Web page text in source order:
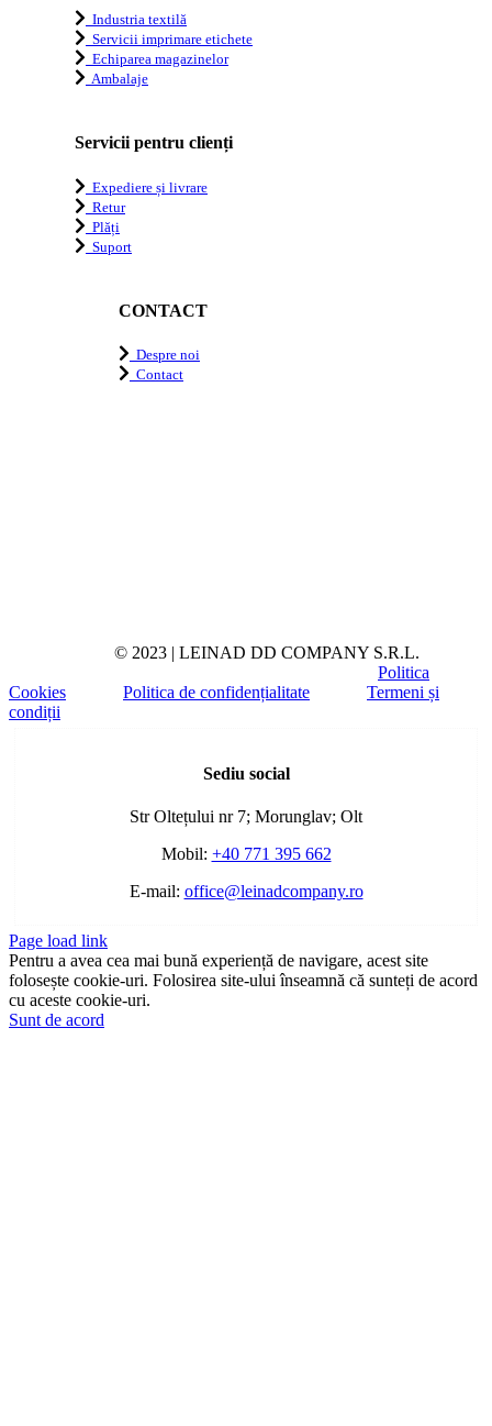
Industria textilă
Servicii imprimare etichete
Echiparea magazinelor
Ambalaje
Servicii pentru clienți
Expediere și livrare
Retur
Plăți
Suport
CONTACT
Despre noi
Contact
© 2023 | LEINAD DD COMPANY S.R.L.
Politica
Cookies
Politica de confidențialitate
Termeni și
condiții
Sediu social
Str Oltețului nr 7; Morunglav; Olt
Mobil: +40 771 395 662
E-mail: office@leinadcompany.ro
Page load link
Pentru a avea cea mai bună experiență de navigare, acest site
folosește cookie-uri. Folosirea site-ului înseamnă că sunteți de acord
cu aceste cookie-uri.
Sunt de acord